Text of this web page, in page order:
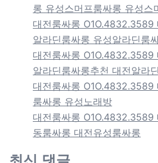
롱 유성스머프룸싸롱 유성스
대전룸싸롱 O1O.4832.3589
알라딘룸싸롱 유성알라딘룸
대전룸싸롱 O1O.4832.3589
알라딘룸싸롱추천 대전알라
대전룸싸롱 O1O.4832.3589
룸싸롱 유성노래방
대전룸싸롱 O1O.4832.3589
동룸싸롱 대전유성룸싸롱